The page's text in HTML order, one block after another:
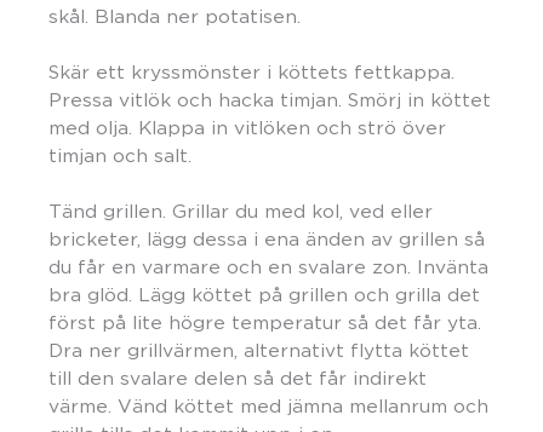
skål. Blanda ner potatisen.
Skär ett kryssmönster i köttets fettkappa.
Pressa vitlök och hacka timjan. Smörj in köttet
med olja. Klappa in vitlöken och strö över
timjan och salt.
Tänd grillen. Grillar du med kol, ved eller
bricketer, lägg dessa i ena änden av grillen så
du får en varmare och en svalare zon. Invänta
bra glöd. Lägg köttet på grillen och grilla det
först på lite högre temperatur så det får yta.
Dra ner grillvärmen, alternativt flytta köttet
till den svalare delen så det får indirekt
värme. Vänd köttet med jämna mellanrum och